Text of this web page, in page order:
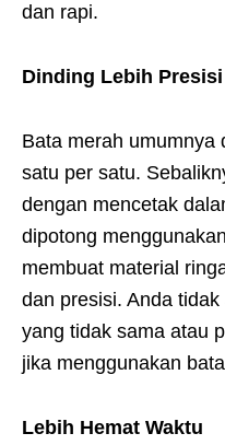
dan rapi.
Dinding Lebih Presisi
Bata merah umumnya
satu per satu.
dengan mencetak
dipotong
membuat material
dan presisi. Anda
yang tidak sama atau
jika menggunakan
Lebih Hemat Waktu